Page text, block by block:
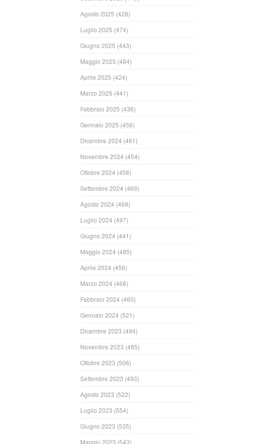
Agosto 2025 (428)
Luglio 2025 (474)
Giugno 2025 (443)
Maggio 2025 (484)
Aprile 2025 (424)
Marzo 2025 (441)
Febbraio 2025 (436)
Gennaio 2025 (456)
Dicembre 2024 (461)
Novembre 2024 (454)
Ottobre 2024 (458)
Settembre 2024 (469)
Agosto 2024 (468)
Luglio 2024 (497)
Giugno 2024 (441)
Maggio 2024 (485)
Aprile 2024 (456)
Marzo 2024 (468)
Febbraio 2024 (460)
Gennaio 2024 (521)
Dicembre 2023 (494)
Novembre 2023 (485)
Ottobre 2023 (506)
Settembre 2023 (493)
Agosto 2023 (522)
Luglio 2023 (554)
Giugno 2023 (535)
Maggio 2023 (543)